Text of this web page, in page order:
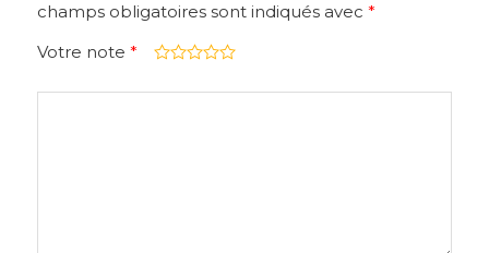
champs obligatoires sont indiqués avec *
Votre note *